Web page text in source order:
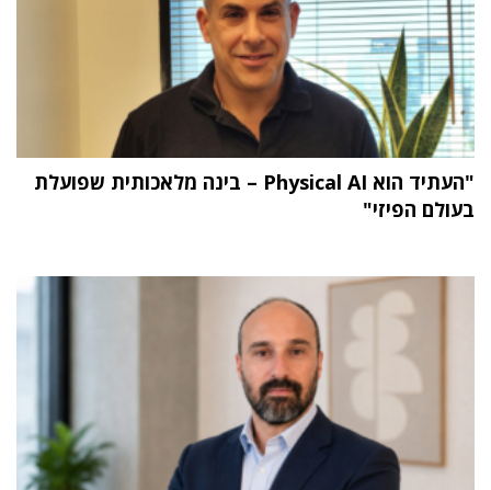
"העתיד הוא Physical AI – בינה מלאכותית שפועלת
בעולם הפיזי"